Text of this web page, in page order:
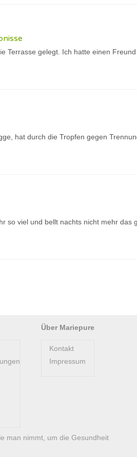
Terrasse gelegt. Ich hatte einen
hat durch die Tropfen gegen
so viel und bellt nachts nicht mehr das
Über Mariepure
Kontakt
Impressum
man nimmt, um die Gesundheit